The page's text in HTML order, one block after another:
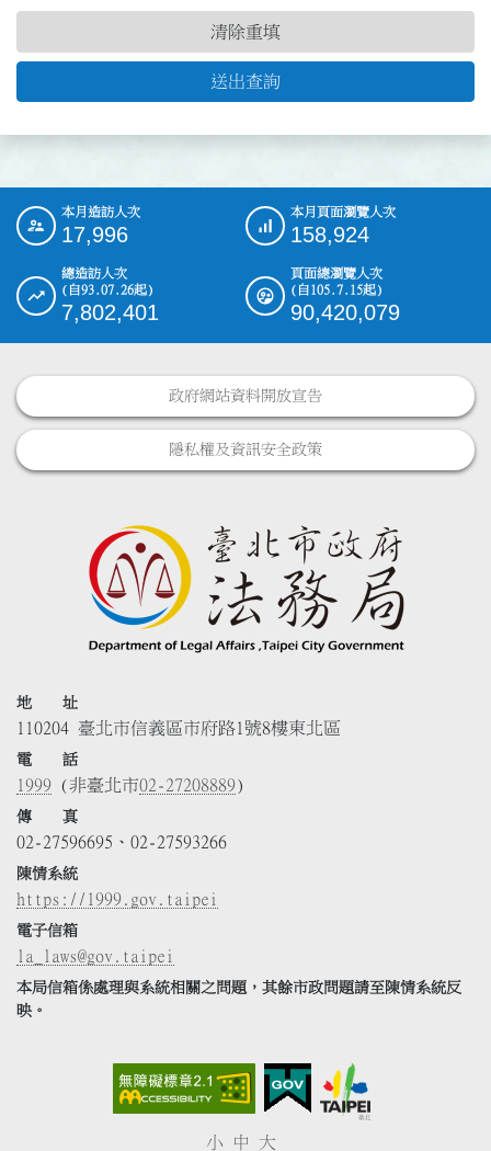
送出查詢
清除重填
::: 本月造訪人次
17,996
本月頁面瀏覽人次
158,924
總造訪人次
(自93.07.26起)
7,802,401
頁面總瀏覽人次
(自105.7.15起)
90,420,079
政府網站資料開放宣告
隱私權及資訊安全政策
地 址
110204 臺北市信義區市府路1號8樓東北區
電 話
1999 (非臺北市02-27208889)
傳 真
02-27596695、02-27593266
陳情系統
https://1999.gov.taipei
電子信箱
la_laws@gov.taipei
本局信箱係處理與系統相關之問題，其餘市政問題請至陳情系統反
映。
小 中 大